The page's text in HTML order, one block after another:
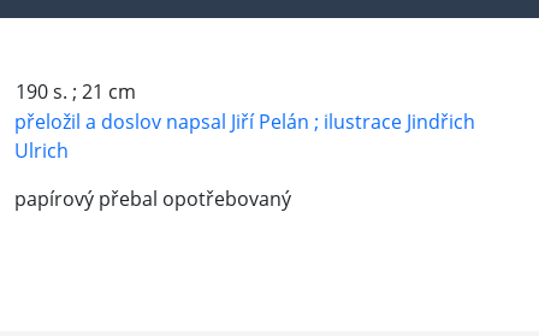
190 s. ; 21 cm
přeložil a doslov napsal Jiří Pelán ; ilustrace Jindřich
Ulrich
papírový přebal opotřebovaný